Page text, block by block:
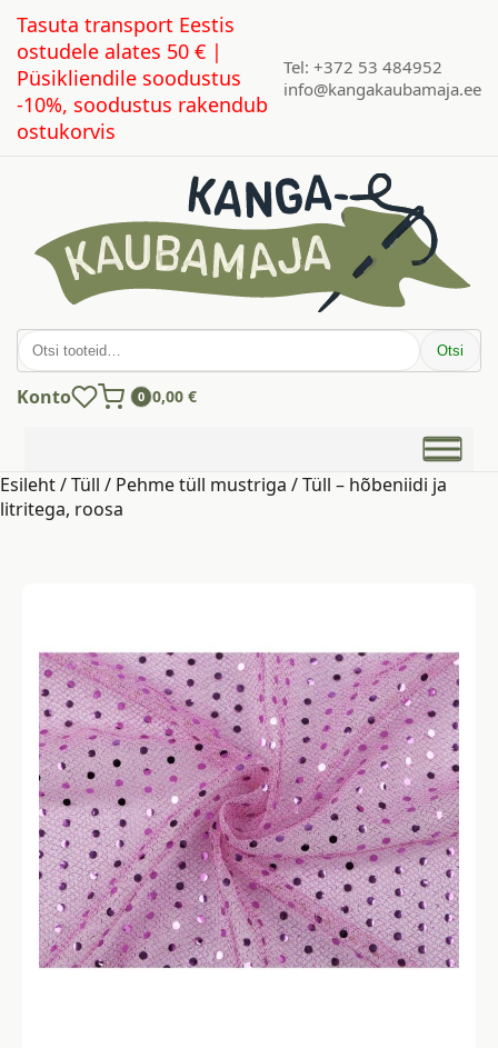
Tasuta transport Eestis
ostudele alates 50 € |
Püsikliendile soodustus
-10%, soodustus rakendub
ostukorvis
Tel: +372 53 484952
info@kangakaubamaja.ee
Otsi: Otsi
Konto 0 0,00 €
Esileht/Tüll / Pehme tüll mustriga / Tüll – hõbeniidi ja
litritega, roosa